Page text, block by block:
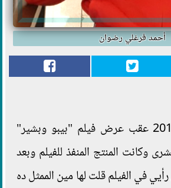
أحمد فرغلي رضوان
أتذكر في عام 2011 عقب عرض فيلم "بيبو وبشير"
وكانت المنتج المنفذ للفيلم وبعد
في الفيلم قلت لها مين الممثل ده